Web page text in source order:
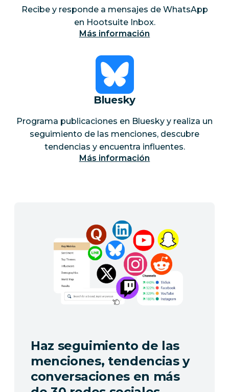
Recibe y responde a mensajes de WhatsApp
en Hootsuite Inbox.
Más información
Bluesky
Programa publicaciones en Bluesky y realiza un
seguimiento de las menciones, descubre
tendencias y encuentra influentes.
Más información
Haz seguimiento de las
menciones, tendencias y
conversaciones en más